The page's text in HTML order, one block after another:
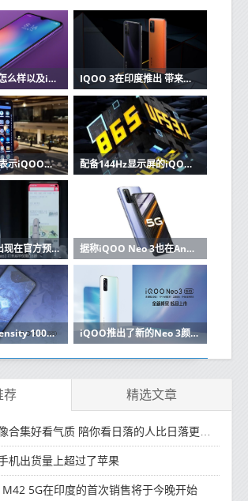
评测小米9 SE怎么样以及iQOO手机如何 IQOO 3在印度推出 带来支持5G的Snapdragon 865
Gagan Arora表示iQOO即将在印度进入线下零售市场 配备144Hz显示屏的iQOO Neo 3将成为最实惠的Snapdragon 865手机
iQOO Neo3出现在官方预告片中 据称iQOO Neo 3也在AnTuTu上得分超过600000
全球首款Dimensity 1000+智能手机iQOO Z1售价350美元 iQOO推出了新的Neo 3颜色变体和视频帧速率增强功能
荐 精选文章
集好看气质 陪你看日落的人比日落更浪漫
机出货量上超过了苹果
5G在印度的首次销售将于今晚开始